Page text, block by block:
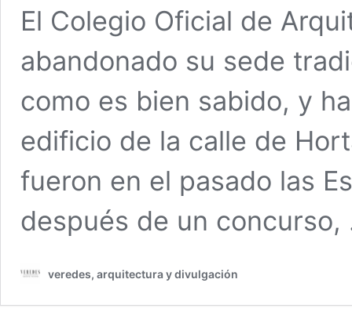
El Colegio Oficial de
abandonado su sede
como es bien sabido, y
edificio de la calle de
fueron en el pasado las
después de un
veredes, arquitectura y divulgación